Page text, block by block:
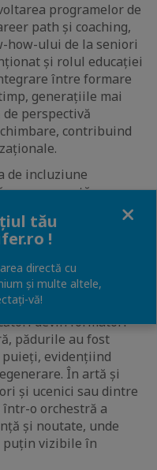
programelor de
path și coaching,
how-ului de la seniori
și rolul educației
între formare
generațiile mai
perspectivă
contribuind
de incluziune
o componentă
ESG, cu accent pe
nu doar coexistența
folosite mai multe
la antrenori a
și leadership,
devin formatori
pădurile au fost
evidențiind
În artă și
și ucenici sau dintre
o orchestră a
și noutate, unde
puțin vizibile în
tău
!
directă cu
și multe altele,
vă!